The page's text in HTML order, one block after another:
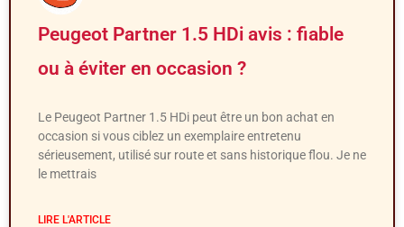
Peugeot Partner 1.5 HDi avis : fiable
ou à éviter en occasion ?
Le Peugeot Partner 1.5 HDi peut être un bon achat en
occasion si vous ciblez un exemplaire entretenu
sérieusement, utilisé sur route et sans historique flou. Je ne
le mettrais
LIRE L'ARTICLE